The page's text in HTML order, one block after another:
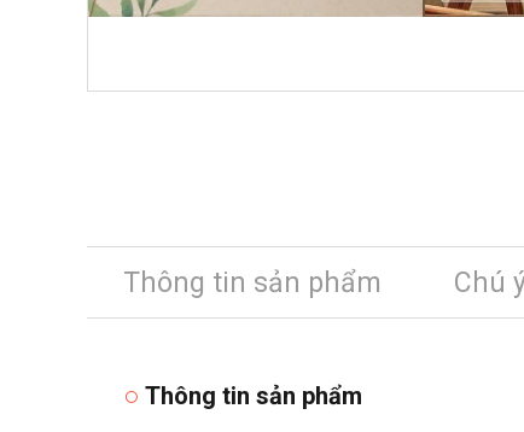
Thông tin sản phẩm Chú
Thông tin sản phẩm